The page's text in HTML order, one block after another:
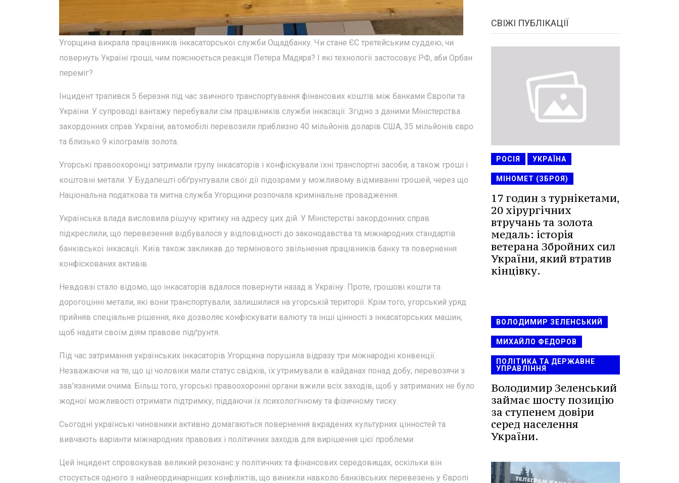
Угорщина викрала працівників інкасаторської служби Ощадбанку. Чи стане ЄС третейським суддею, чи
повернуть Україні гроші, чим пояснюється реакція Петера Мадяра? І які технології застосовує РФ, аби Орбан
переміг?
Інцидент трапився 5 березня під час звичного транспортування фінансових коштів між банками Європи та
України. У супроводі вантажу перебували сім працівників служби інкасації. Згідно з даними Міністерства
закордонних справ України, автомобілі перевозили приблизно 40 мільйонів доларів США, 35 мільйонів євро
та близько 9 кілограмів золота.
Угорські правоохоронці затримали групу інкасаторів і конфіскували їхні транспортні засоби, а також гроші і
коштовні метали. У Будапешті обґрунтували свої дії підозрами у можливому відмиванні грошей, через що
Національна податкова та митна служба Угорщини розпочала кримінальне провадження.
Українська влада висловила рішучу критику на адресу цих дій. У Міністерстві закордонних справ
підкреслили, що перевезення відбувалося у відповідності до законодавства та міжнародних стандартів
банківської інкасації. Київ також закликав до термінового звільнення працівників банку та повернення
конфіскованих активів.
Невдовзі стало відомо, що інкасаторів вдалося повернути назад в Україну. Проте, грошові кошти та
дорогоцінні метали, які вони транспортували, залишилися на угорській території. Крім того, угорський уряд
прийняв спеціальне рішення, яке дозволяє конфіскувати валюту та інші цінності з інкасаторських машин,
щоб надати своїм діям правове підґрунтя.
Під час затримання українських інкасаторів Угорщина порушила відразу три міжнародні конвенції.
Незважаючи на те, що ці чоловіки мали статус свідків, їх утримували в кайданах понад добу, перевозячи з
зав'язаними очима. Більш того, угорські правоохоронні органи вжили всіх заходів, щоб у затриманих не було
жодної можливості отримати підтримку, піддаючи їх психологічному та фізичному тиску.
Сьогодні українські чиновники активно домагаються повернення вкрадених культурних цінностей та
вивчають варіанти міжнародних правових і політичних заходів для вирішення цієї проблеми.
Цей інцидент спровокував великий резонанс у політичних та фінансових середовищах, оскільки він
стосується одного з найнеординарніших конфліктів, що виникли навколо банківських перевезень у Європі
СВІЖІ ПУБЛІКАЦІЇ
РОСІЯ УКРАЇНА
МІНОМЕТ (ЗБРОЯ)
17 годин з турнікетами,
20 хірургічних
втручань та золота
медаль: історія
ветерана Збройних сил
України, який втратив
кінцівку.
ВОЛОДИМИР ЗЕЛЕНСЬКИЙ
МИХАЙЛО ФЕДОРОВ
ПОЛІТИКА ТА ДЕРЖАВНЕ
УПРАВЛІННЯ
Володимир Зеленський
займає шосту позицію
за ступенем довіри
серед населення
України.